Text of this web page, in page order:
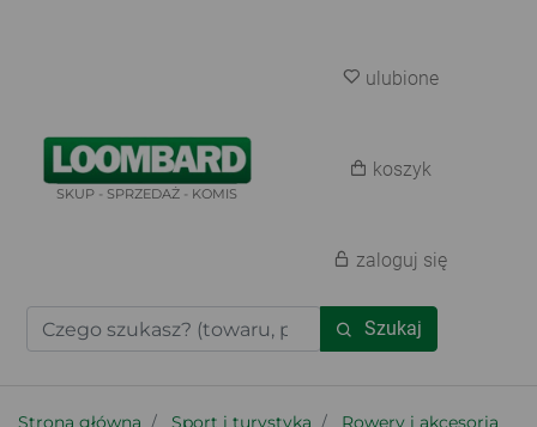
SKUP - SPRZEDAŻ - KOMIS
Szukaj
ulubione
koszyk
zaloguj się
Strona główna Sport i turystyka
Rowery i akcesoria